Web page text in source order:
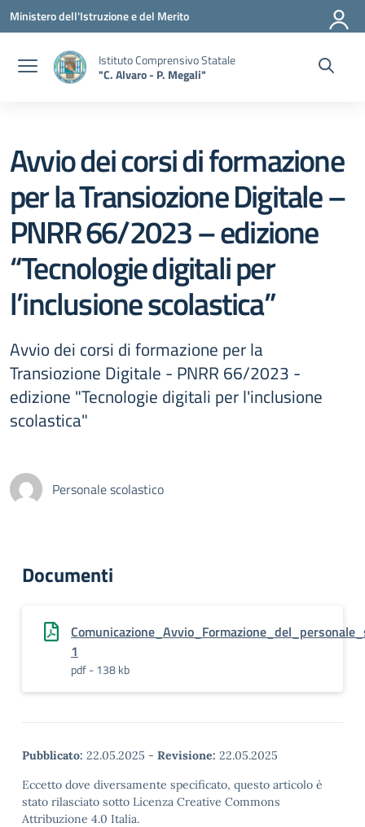
Vai ai contenuti
Vai al menu di navigazione
Vai al footer
Ministero dell'Istruzione e del Merito
Istituto Comprensivo Statale
"C. Alvaro - P. Megali"
Avvio dei corsi di formazione
per la Transiozione Digitale –
PNRR 66/2023 – edizione
“Tecnologie digitali per
l’inclusione scolastica”
Avvio dei corsi di formazione per la
Transiozione Digitale - PNRR 66/2023 -
edizione "Tecnologie digitali per l'inclusione
scolastica"
Personale scolastico
Documenti
1
pdf - 138 kb
Pubblicato: 22.05.2025 - Revisione: 22.05.2025
Eccetto dove diversamente specificato, questo articolo è
stato rilasciato sotto Licenza Creative Commons
Attribuzione 4.0 Italia.